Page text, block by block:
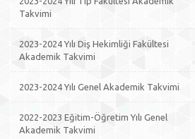
Takvimi
2023-2024 Yılı Diş Hekimliği Fakültesi
Akademik Takvimi
2023-2024 Yılı Genel Akademik Takvimi
2022-2023 Eğitim-Öğretim Yılı Genel
Akademik Takvimi